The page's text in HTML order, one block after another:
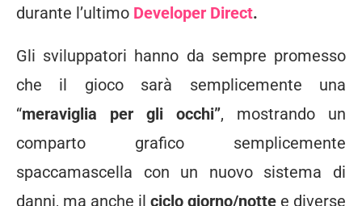
durante l’ultimo Developer Direct.
Gli sviluppatori hanno da sempre promesso
che il gioco sarà semplicemente una
“meraviglia per gli occhi”, mostrando un
comparto grafico semplicemente
spaccamascella con un nuovo sistema di
danni, ma anche il ciclo giorno/notte e diverse